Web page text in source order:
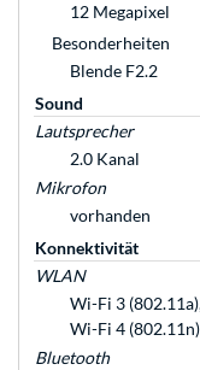
12 Megapixel
Besonderheiten
Blende F2.2
Sound
Lautsprecher
2.0 Kanal
Mikrofon
vorhanden
Konnektivität
WLAN
Wi-Fi 3
Wi-Fi 4
Bluetooth